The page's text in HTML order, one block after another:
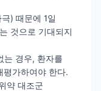
) 때문에 1일
것으로 기대되지
는 경우, 환자를
평가하여야 한다.
약 대조군